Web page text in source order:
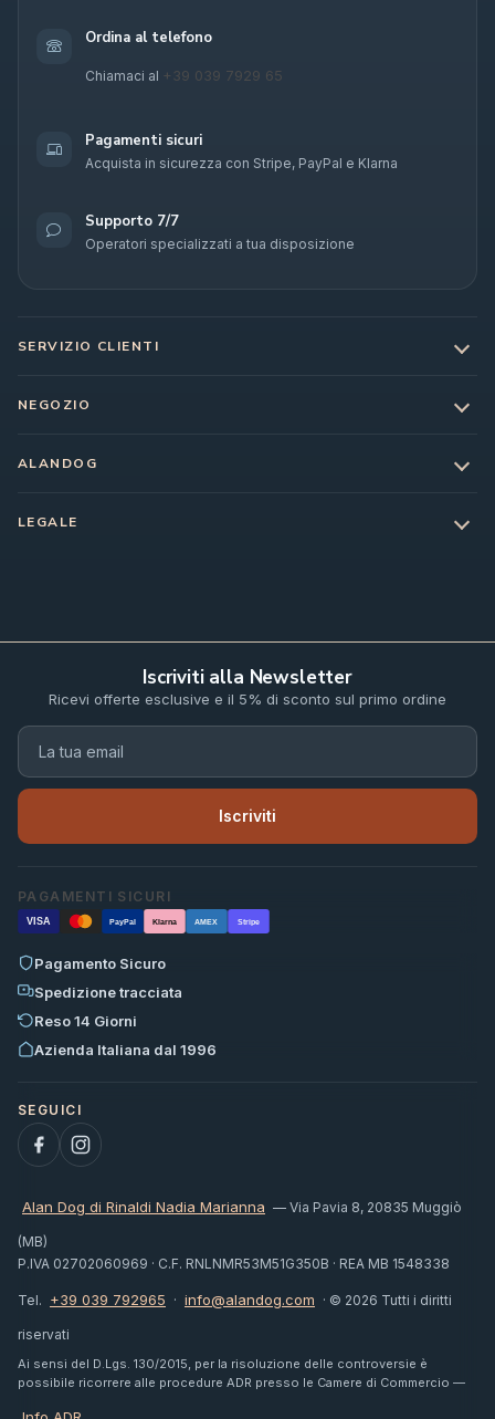
Ordina al telefono
Chiamaci al +39 039 7929 65
Pagamenti sicuri
Acquista in sicurezza con Stripe, PayPal e Klarna
Supporto 7/7
Operatori specializzati a tua disposizione
SERVIZIO CLIENTI
NEGOZIO
ALANDOG
LEGALE
Iscriviti alla Newsletter
Ricevi offerte esclusive e il 5% di sconto sul primo ordine
Iscriviti
PAGAMENTI SICURI
VISA PayPal Klarna AMEX Stripe
Pagamento Sicuro
Spedizione tracciata
Reso 14 Giorni
Azienda Italiana dal 1996
Alan Dog di Rinaldi Nadia Marianna — Via Pavia 8, 20835 Muggiò
(MB)
P.IVA 02702060969 · C.F. RNLNMR53M51G350B · REA MB 1548338
Tel. +39 039 792965 · info@alandog.com · © 2026 Tutti i diritti
riservati
Ai sensi del D.Lgs. 130/2015, per la risoluzione delle controversie è
possibile ricorrere alle procedure ADR presso le Camere di Commercio —